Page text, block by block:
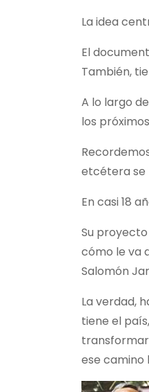
La idea
El
También,
A lo largo
los
etcétera se
En casi 18
Su
cómo le va
Salomón
La verdad,
tiene el
ese camino